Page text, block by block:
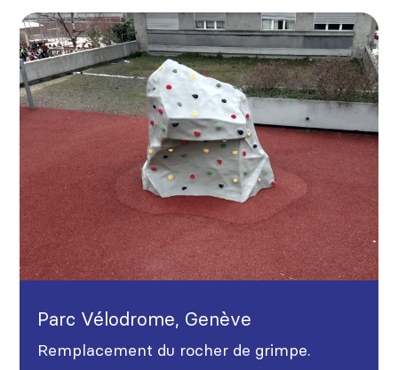
Parc Vélodrome, Genève
Remplacement du rocher de grimpe.